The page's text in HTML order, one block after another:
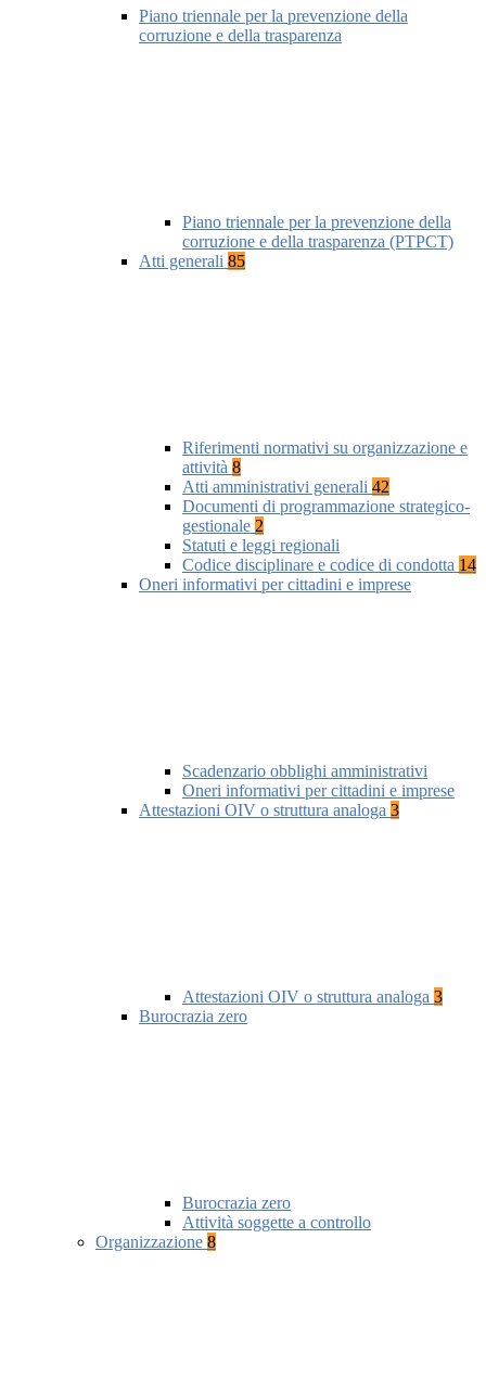
Piano triennale per la prevenzione della
corruzione e della trasparenza
Piano triennale per la prevenzione della
corruzione e della trasparenza (PTPCT)
Atti generali 85
Riferimenti normativi su organizzazione e
attività 8
Atti amministrativi generali 42
Documenti di programmazione strategico-
gestionale 2
Statuti e leggi regionali
Codice disciplinare e codice di condotta 14
Oneri informativi per cittadini e imprese
Scadenzario obblighi amministrativi
Oneri informativi per cittadini e imprese
Attestazioni OIV o struttura analoga 3
Attestazioni OIV o struttura analoga 3
Burocrazia zero
Burocrazia zero
Attività soggette a controllo
Organizzazione 8